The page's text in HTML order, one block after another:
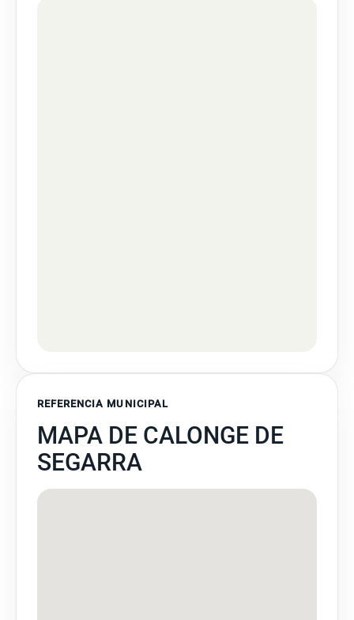
REFERENCIA MUNICIPAL
MAPA DE CALONGE DE
SEGARRA